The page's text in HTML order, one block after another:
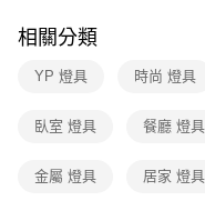
【「AFTEE先享後付」結帳流
１．於結帳方式選擇「
結帳頁面，進行簡訊認證並確
ATM／網路銀行／等多元方
購買商品的店家。未經商家
每筆NT$180，滿
相關分類
YP 燈具 時尚 燈具
臥室 燈具 餐廳 燈具
金屬 燈具 居家 燈具